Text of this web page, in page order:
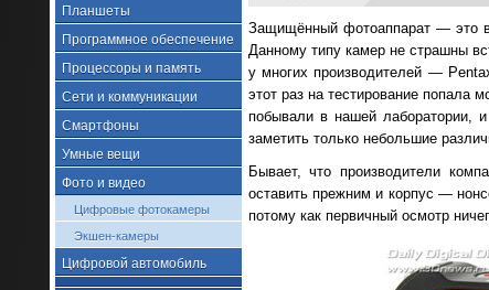
Планшеты
Программное обеспечение
Процессоры и память
Сети и коммуникации
Смартфоны
Умные вещи
Фото и видео
Цифровые фотокамеры
Экшен-камеры
Цифровой автомобиль
Защищённый фотоаппарат — это
Данному типу камер не страшны
у многих производителей —
этот раз на тестирование попала
побывали в нашей лаборатории,
заметить только небольшие
Бывает, что производители
оставить прежним и корпус —
потому как первичный осмотр